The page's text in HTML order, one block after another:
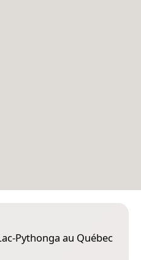
Pythonga au Québec